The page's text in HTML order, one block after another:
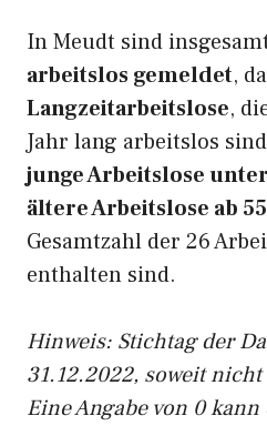
In Meudt sind
arbeitslos gemeldet,
Langzeitarbeitslose,
Jahr lang arbeitslos
junge Arbeitslose
ältere Arbeitslose ab
Gesamtzahl der 26
enthalten sind.
Hinweis: Stichtag der
31.12.2022, soweit
Eine Angabe von 0